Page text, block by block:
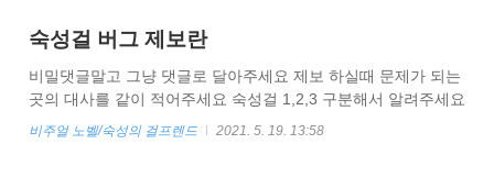
숙성걸 버그 제보란
비밀댓글말고 그냥 댓글로 달아주세요 제보 하실때 문제가 되는
곳의 대사를 같이 적어주세요 숙성걸 1,2,3 구분해서 알려주세요
비주얼 노벨/숙성의 걸프렌드 2021. 5. 19. 13:58